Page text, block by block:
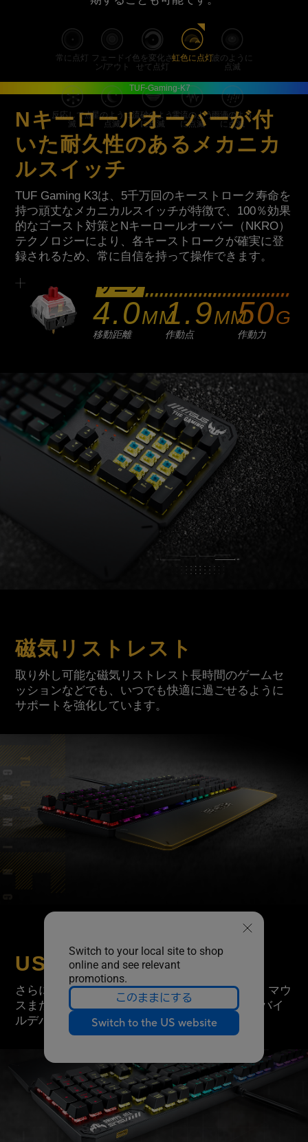
Switch to your local site to shop
online and see relevant
promotions.
このままにする
Switch to the US website
常に点灯
フェードイ
ン/アウト
色を変化さ
せて点灯
虹色に点灯波のように
点滅
反応して点
滅
星のように
点滅
流砂のよう
に点滅
電流のよう
に点滅
雨滴のよう
に点滅
Nキーロールオーバーが付
いた耐久性のあるメカニカ
ルスイッチ
TUF Gaming K3は、5千万回のキーストローク寿命を
持つ頑丈なメカニカルスイッチが特徴で、100％効果
的なゴースト対策とNキーロールオーバー（NKRO）
テクノロジーにより、各キーストロークが確実に登
録されるため、常に自信を持って操作できます。
リニア
4.0MM
移動距離
1.9MM
作動点
50G
作動力
磁気リストレスト
取り外し可能な磁気リストレスト長時間のゲームセ
ッションなどでも、いつでも快適に過ごせるように
サポートを強化しています。
USBパススルーポート
さらに便利なUSB 2.0パススルーを使用すると、マウ
スまたはフラッシュドライブを接続したり、モバイ
ルデバイスを充電したりできます。